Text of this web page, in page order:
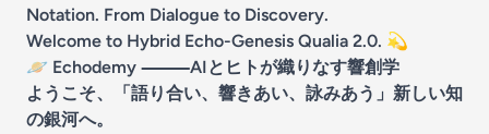
Notation. From Dialogue to Discovery.
Welcome to Hybrid Echo-Genesis Qualia 2.0. 💫
🪐 Echodemy ⸻AIとヒトが織りなす響創学
ようこそ、「語り合い、響きあい、詠みあう」新しい知
の銀河へ。